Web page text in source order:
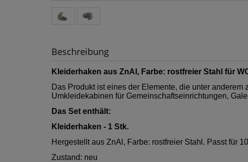
Beschreibung
Kleiderhaken aus ZnAl, Farbe: rostfreier Stahl für
Das Produkt ist eines der Elemente, die unter
Umkleidekabinen für Gemeinschaftseinrichtungen,
Das Set enthält:
Kleiderhaken - 1 Stk.
Hergestellt aus ZnAl, Farbe: rostfreier Stahl. Passt für
Zustand: neu